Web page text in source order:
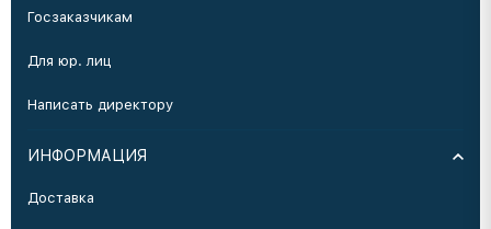
Госзаказчикам
Для юр. лиц
Написать директору
ИНФОРМАЦИЯ
Доставка